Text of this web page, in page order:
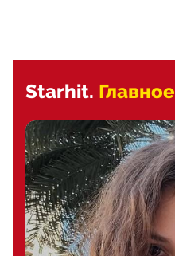
Starhit. Главное